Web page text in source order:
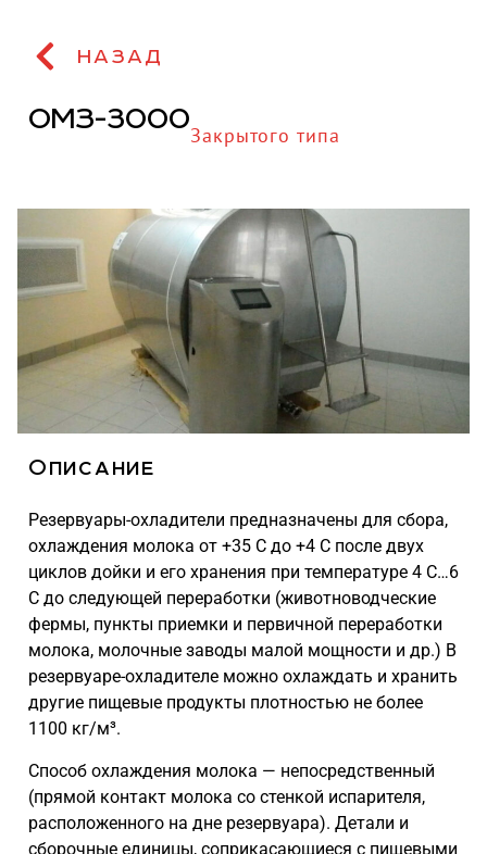
НАЗАД
ОМЗ-3000
Закрытого типа
Описание
Резервуары-охладители предназначены для сбора,
охлаждения молока от +35 С до +4 С после двух
циклов дойки и его хранения при температуре 4 С…6
С до следующей переработки (животноводческие
фермы, пункты приемки и первичной переработки
молока, молочные заводы малой мощности и др.) В
резервуаре-охладителе можно охлаждать и хранить
другие пищевые продукты плотностью не более
1100 кг/м³.
Способ охлаждения молока — непосредственный
(прямой контакт молока со стенкой испарителя,
расположенного на дне резервуара). Детали и
сборочные единицы, соприкасающиеся с пищевыми